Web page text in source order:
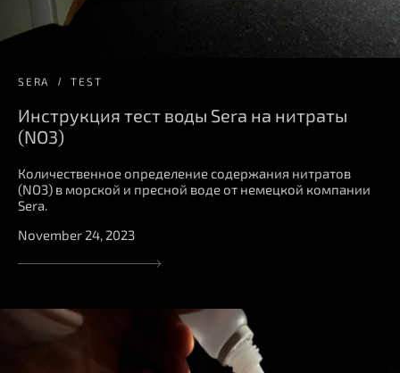
SERA TEST
Инструкция тест воды Sera на нитраты
(NO3)
Количественное определение содержания нитратов
(NO3) в морской и пресной воде от немецкой компании
Sera.
November 24, 2023